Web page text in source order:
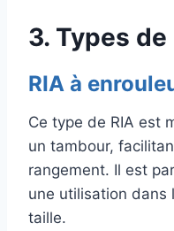
3. Types de
RIA à
Ce type de RIA est
un tambour,
rangement. Il est
une utilisation dans
taille.